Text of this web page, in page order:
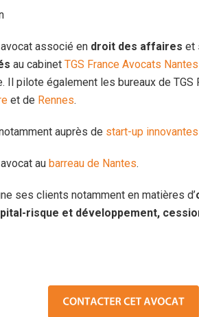
associé en droit des affaires et
au cabinet TGS France Avocats Nantes
Il pilote également les bureaux de TGS
et de Rennes.
auprès de start-up innovantes
au barreau de Nantes.
ses clients notamment en matières d’
risque et développement,